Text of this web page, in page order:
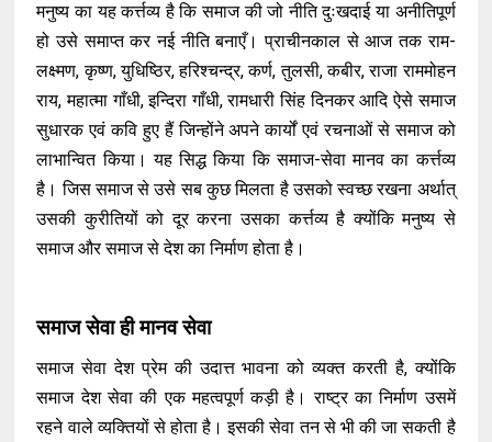
मनुष्य का यह कर्त्तव्य है कि समाज की जो नीति दुःखदाई या अनीतिपूर्ण
हो उसे समाप्त कर नई नीति बनाएँ। प्राचीनकाल से आज तक राम-
लक्ष्मण, कृष्ण, युधिष्ठिर, हरिश्चन्द्र, कर्ण, तुलसी, कबीर, राजा राममोहन
राय, महात्मा गाँधी, इन्दिरा गाँधी, रामधारी सिंह दिनकर आदि ऐसे समाज
सुधारक एवं कवि हुए हैं जिन्होंने अपने कार्यों एवं रचनाओं से समाज को
लाभान्वित किया। यह सिद्ध किया कि समाज-सेवा मानव का कर्त्तव्य
है। जिस समाज से उसे सब कुछ मिलता है उसको स्वच्छ रखना अर्थात्
उसकी कुरीतियों को दूर करना उसका कर्त्तव्य है क्योंकि मनुष्य से
समाज और समाज से देश का निर्माण होता है।
समाज सेवा ही मानव सेवा
समाज सेवा देश प्रेम की उदात्त भावना को व्यक्त करती है, क्योंकि
समाज देश सेवा की एक महत्वपूर्ण कड़ी है। राष्ट्र का निर्माण उसमें
रहने वाले व्यक्तियों से होता है। इसकी सेवा तन से भी की जा सकती है